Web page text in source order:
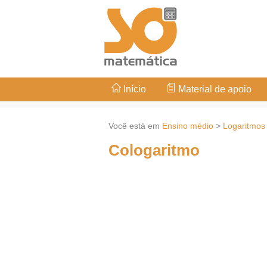
Início Material de apoio
Você está em Ensino médio >
Cologaritmo